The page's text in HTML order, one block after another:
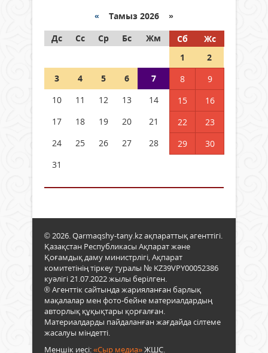
« Тамыз 2026 »
Дс
Сс Ср Бс Жм Сб
Жс
1
2
3
4 5 6 7 8
9
10
11 12 13 14 15
16
17
18 19 20 21 22
23
24
25 26 27 28 29
30
31
© 2026. Qarmaqshy-tany.kz ақпараттық агенттігі.
Қазақстан Республикасы Ақпарат және
Қоғамдық даму министрлігі, Ақпарат
комитетінің тіркеу туралы № KZ39VPY00052386
куәлігі 21.07.2022 жылы берілген.
® Агенттік сайтында жарияланған барлық
мақалалар мен фото-бейне материалдардың
авторлық құқықтары қорғалған.
Материалдарды пайдаланған жағдайда сілтеме
жасалуы міндетті.
Меншік иесі:«Сыр медиа»ЖШС.